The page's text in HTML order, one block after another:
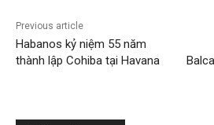
Previous article
Habanos kỷ niệm 55 năm
thành lập Cohiba tại Havana